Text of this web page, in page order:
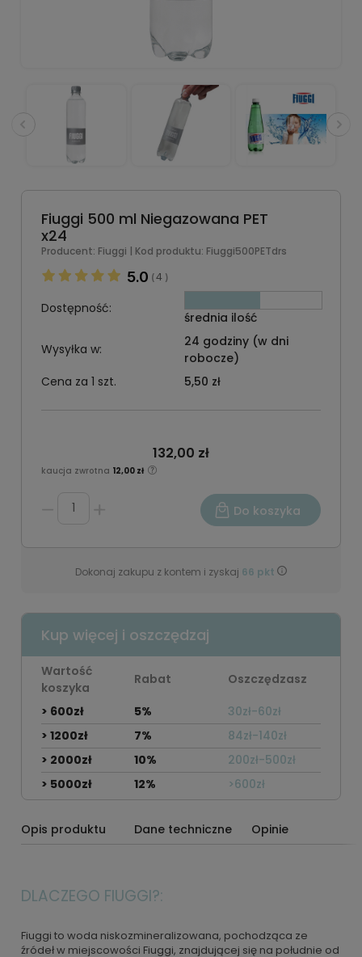
Fiuggi 500 ml Niegazowana PET
x24
Producent: Fiuggi | Kod produktu: Fiuggi500PETdrs
5.0 (4 )
Dostępność:
średnia ilość
Wysyłka w:
24 godziny (w dni
robocze)
Cena za 1 szt.
5,50 zł
132,00 zł
kaucja zwrotna 12,00 zł
Do koszyka
Dokonaj zakupu z kontem i zyskaj 66 pkt
Kup więcej i oszczędzaj
Wartość
koszyka
Rabat
Oszczędzasz
> 600zł
5%
30zł-60zł
> 1200zł
7%
84zł-140zł
> 2000zł
10%
200zł-500zł
> 5000zł
12% >600zł
Opis produktu Dane techniczne Opinie
DLACZEGO FIUGGI?:
Fiuggi to woda niskozmineralizowana, pochodząca ze
źródeł w miejscowości Fiuggi, znajdującej się na południe od